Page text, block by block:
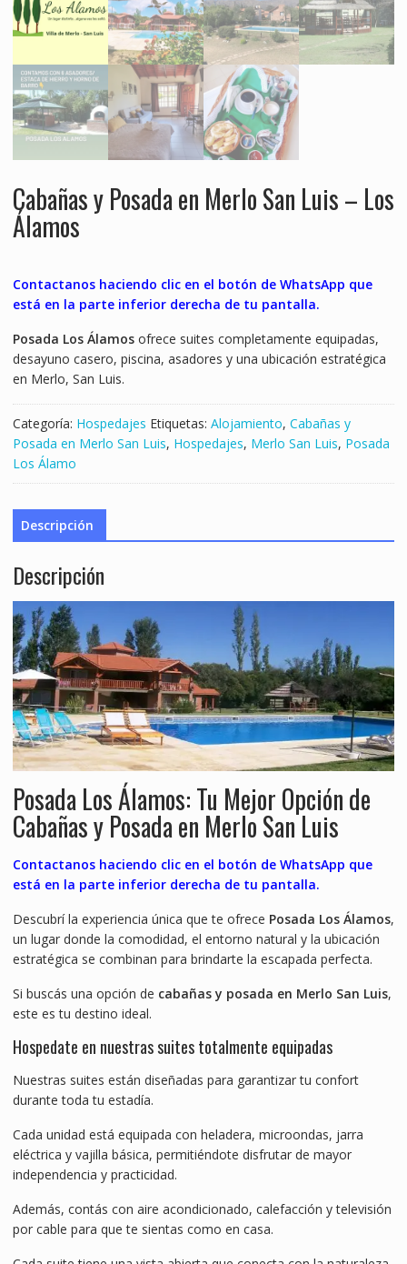
Cabañas y Posada en Merlo San Luis – Los
Álamos
Contactanos haciendo clic en el botón de WhatsApp que
está en la parte inferior derecha de tu pantalla.
Posada Los Álamosofrece suites completamente equipadas,
desayuno casero, piscina, asadores y una ubicación estratégica
en Merlo, San Luis.
Categoría: Hospedajes Etiquetas: Alojamiento, Cabañas y
Posada en Merlo San Luis, Hospedajes, Merlo San Luis, Posada
Los Álamo
Descripción
Descripción
Posada Los Álamos: Tu Mejor Opción de
Cabañas y Posada en Merlo San Luis
Contactanos haciendo clic en el botón de WhatsApp que
está en la parte inferior derecha de tu pantalla.
Descubrí la experiencia única que te ofrece Posada Los Álamos,
un lugar donde la comodidad, el entorno natural y la ubicación
estratégica se combinan para brindarte la escapada perfecta.
Si buscás una opción de cabañas y posada en Merlo San Luis,
este es tu destino ideal.
Hospedate en nuestras suites totalmente equipadas
Nuestras suites están diseñadas para garantizar tu confort
durante toda tu estadía.
Cada unidad está equipada con heladera, microondas, jarra
eléctrica y vajilla básica, permitiéndote disfrutar de mayor
independencia y practicidad.
Además, contás con aire acondicionado, calefacción y televisión
por cable para que te sientas como en casa.